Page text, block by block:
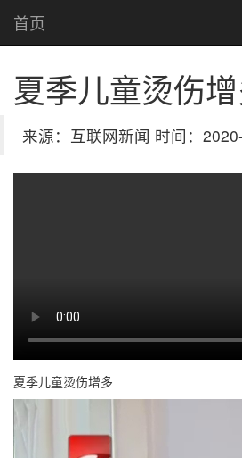
首页
夏季儿童烫伤
来源：互联网新闻 时间：
夏季儿童烫伤增多